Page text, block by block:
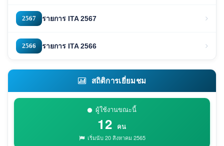
2567 รายการ ITA 2567
2566 รายการ ITA 2566
สถิติการเยี่ยมชม
ผู้ใช้งานขณะนี้
12 คน
เริ่มนับ 20 สิงหาคม 2565